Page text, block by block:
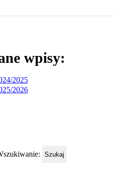
wpisy:
2025
2026
Szukaj